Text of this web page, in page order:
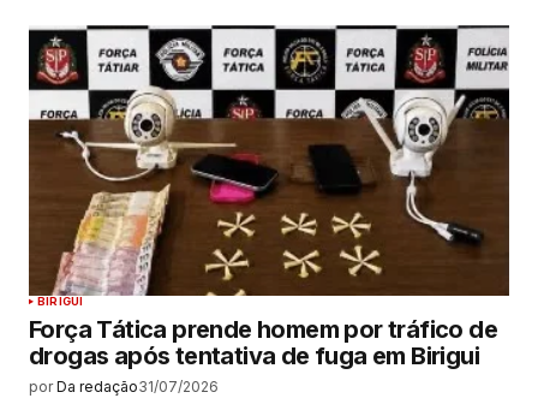
BIRIGUI
Força Tática prende homem por tráfico de
drogas após tentativa de fuga em Birigui
por Da redação31/07/2026